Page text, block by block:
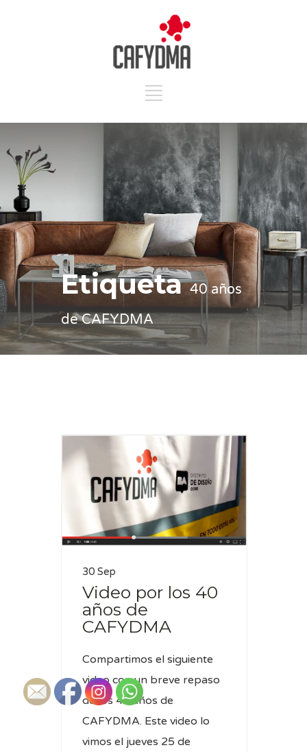
Etiqueta40 años
de CAFYDMA
30 Sep
Video por los 40
años de
CAFYDMA
Compartimos el siguiente
video con un breve repaso
de los 40 años de
CAFYDMA. Este video lo
vimos el jueves 25 de